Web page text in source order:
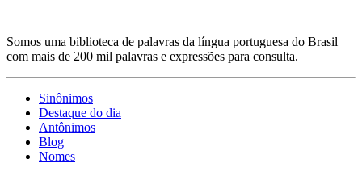
Somos uma biblioteca de palavras da língua portuguesa do Brasil
com mais de 200 mil palavras e expressões para consulta.
Sinônimos
Destaque do dia
Antônimos
Blog
Nomes